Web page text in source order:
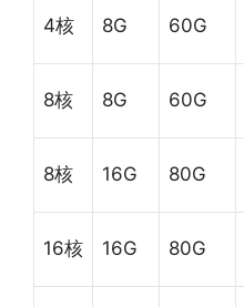
4核 8G 60G
8核 8G 60G
8核 16G 80G
16核 16G 80G